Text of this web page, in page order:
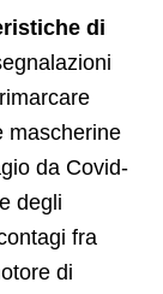
di
mascherine
da Covid-
degli
fra
di